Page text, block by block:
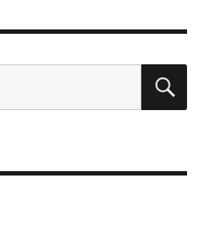
CÉD
ENT